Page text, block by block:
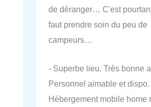
de déranger… C'est
faut prendre soin du peu de
campeurs…
- Superbe lieu. Très bonne
Personnel aimable et dispo.
Hébergement mobile home